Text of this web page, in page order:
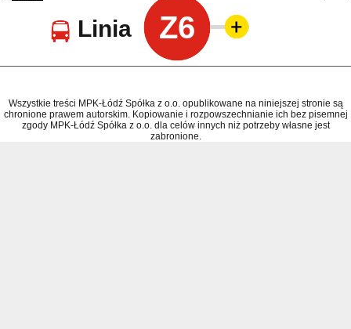
Linia Z6
Wszystkie treści MPK-Łódź Spółka z o.o. opublikowane na niniejszej stronie są
chronione prawem autorskim. Kopiowanie i rozpowszechnianie ich bez pisemnej
zgody MPK-Łódź Spółka z o.o. dla celów innych niż potrzeby własne jest
zabronione.